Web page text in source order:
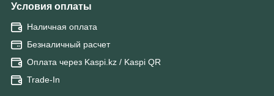
Условия оплаты
Наличная оплата
Безналичный расчет
Оплата через Kaspi.kz / Kaspi QR
Trade-In